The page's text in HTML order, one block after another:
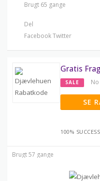
Brugt 65 gange
Del
FacebookTwitter
Gratis
SALE
SE
100% SUCCESS
Brugt 57 gange